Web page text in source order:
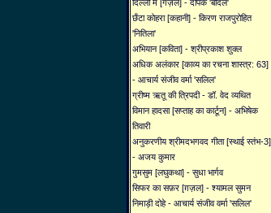
दिल्ली में [गज़ल] - दीपक 'बेदिल'
छँटा कोहरा [कहानी] - किरण राजपुरोहित
'नितिला'
अभियान [कविता] - श्रीप्रकाश शुक्ल
अधिक अलंकार [काव्य का रचना शास्त्र: 63]
- आचार्य संजीव वर्मा 'सलिल'
ग्रीष्म ऋतू की त्रिपदी - डॉ. वेद व्यथित
विमान हादसा [सप्ताह का कार्टून] - अभिषेक
तिवारी
अनुकरणीय श्रीमदभगवद गीता [स्थाई स्तंभ-3]
- अजय कुमार
गुमसुम [लघुकथा] - सुधा भार्गव
सिफर का सफ़र [ग़ज़ल] - श्यामल सुमन
निमाड़ी दोहे - आचार्य संजीव वर्मा 'सलिल'